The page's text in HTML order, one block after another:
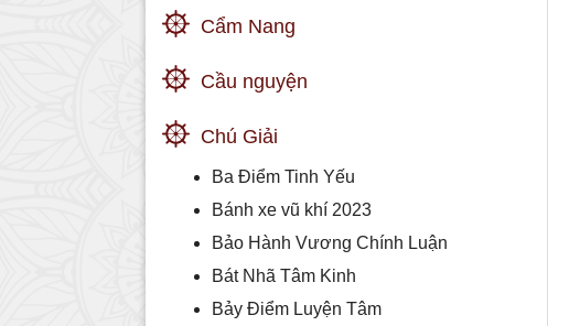
Cẩm Nang
Cầu nguyện
Chú Giải
Ba Điểm Tinh Yếu
Bánh xe vũ khí 2023
Bảo Hành Vương Chính Luận
Bát Nhã Tâm Kinh
Bảy Điểm Luyện Tâm